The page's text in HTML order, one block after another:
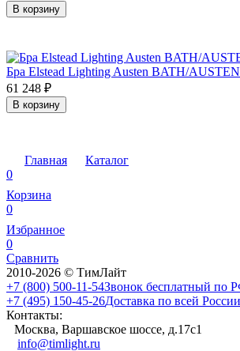
В корзину
Бра Elstead Lighting Austen BATH/
61 248 ₽
В корзину
Главная
Каталог
0
Корзина
0
Избранное
0
Сравнить
2010-2026 © ТимЛайт
+7 (800) 500-11-54Звонок бесплатный по
+7 (495) 150-45-26Доставка по всей России
Контакты:
Москва, Варшавское шоссе, д.17c1
info@timlight.ru